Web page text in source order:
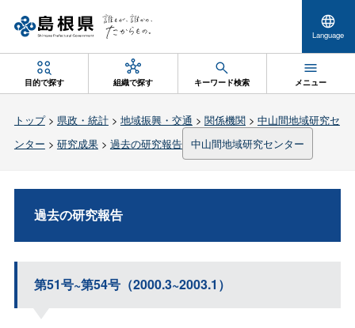
Language
目的で探す 組織で探す キーワード検索 メニュー
トップ> 県政・統計> 地域振興・交通 > 関係機関> 中山間地域研究セ
ンター > 研究成果> 過去の研究報告 中山間地域研究センター
過去の研究報告
第51号~第54号（2000.3~2003.1）